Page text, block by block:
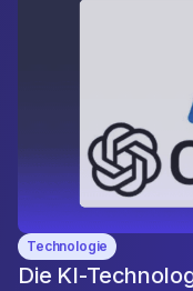
Technologie
Die KI-